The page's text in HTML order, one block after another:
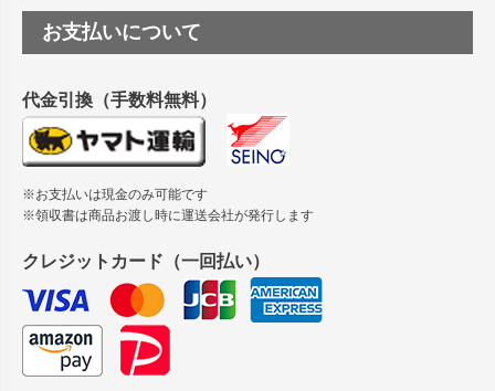
つや消し半透明ラベルのロールタイプはありますか？
縦420mm×横650mmの包装紙に適した紙はありますか？
ップ
お支払いについて
代金引換（手数料無料）
※お支払いは現金のみ可能です
※領収書は商品お渡し時に運送会社が発行します
クレジットカード（一回払い）